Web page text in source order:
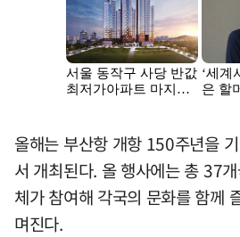
올해는 부산항 개항 150주년을
서 개최된다. 올 행사에는 총 37
체가 참여해 각국의 문화를 함께
며진다.